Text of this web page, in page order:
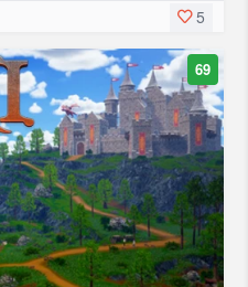
5
69